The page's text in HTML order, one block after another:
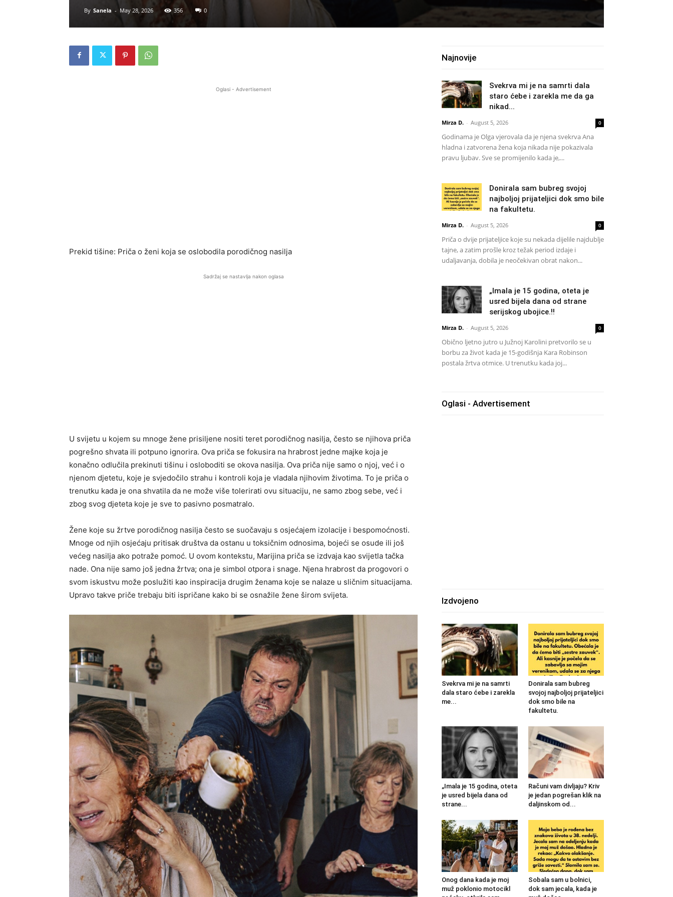
By Sanela - May 28, 2026 356 0
Oglasi - Advertisement
Prekid tišine: Priča o ženi koja se oslobodila porodičnog nasilja
Sadržaj se nastavlja nakon oglasa
U svijetu u kojem su mnoge žene prisiljene nositi teret porodičnog nasilja, često se njihova priča
pogrešno shvata ili potpuno ignorira. Ova priča se fokusira na hrabrost jedne majke koja je
konačno odlučila prekinuti tišinu i osloboditi se okova nasilja. Ova priča nije samo o njoj, već i o
njenom djetetu, koje je svjedočilo strahu i kontroli koja je vladala njihovim životima. To je priča o
trenutku kada je ona shvatila da ne može više tolerirati ovu situaciju, ne samo zbog sebe, već i
zbog svog djeteta koje je sve to pasivno posmatralo.
Žene koje su žrtve porodičnog nasilja često se suočavaju s osjećajem izolacije i bespomoćnosti.
Mnoge od njih osjećaju pritisak društva da ostanu u toksičnim odnosima, bojeći se osude ili još
većeg nasilja ako potraže pomoć. U ovom kontekstu, Marijina priča se izdvaja kao svijetla tačka
nade. Ona nije samo još jedna žrtva; ona je simbol otpora i snage. Njena hrabrost da progovori o
svom iskustvu može poslužiti kao inspiracija drugim ženama koje se nalaze u sličnim situacijama.
Upravo takve priče trebaju biti ispričane kako bi se osnažile žene širom svijeta.
Najnovije
Svekrva mi je na samrti dala
staro ćebe i zarekla me da ga
nikad...
Mirza D. - August 5, 2026 0
Godinama je Olga vjerovala da je njena svekrva Ana
hladna i zatvorena žena koja nikada nije pokazivala
pravu ljubav. Sve se promijenilo kada je,...
Donirala sam bubreg svojoj
najboljoj prijateljici dok smo bile
na fakultetu.
Mirza D. - August 5, 2026 0
Priča o dvije prijateljice koje su nekada dijelile najdublje
tajne, a zatim prošle kroz težak period izdaje i
udaljavanja, dobila je neočekivan obrat nakon...
„Imala je 15 godina, oteta je
usred bijela dana od strane
serijskog ubojice.!!
Mirza D. - August 5, 2026 0
Obično ljetno jutro u Južnoj Karolini pretvorilo se u
borbu za život kada je 15-godišnja Kara Robinson
postala žrtva otmice. U trenutku kada joj...
Oglasi - Advertisement
Izdvojeno
Svekrva mi je na samrti
dala staro ćebe i zarekla
me...
Donirala sam bubreg
svojoj najboljoj prijateljici
dok smo bile na
fakultetu.
„Imala je 15 godina, oteta
je usred bijela dana od
strane...
Računi vam divljaju? Kriv
je jedan pogrešan klik na
daljinskom od...
Onog dana kada je moj
muž poklonio motocikl
Sobala sam u bolnici,
dok sam jecala, kada je